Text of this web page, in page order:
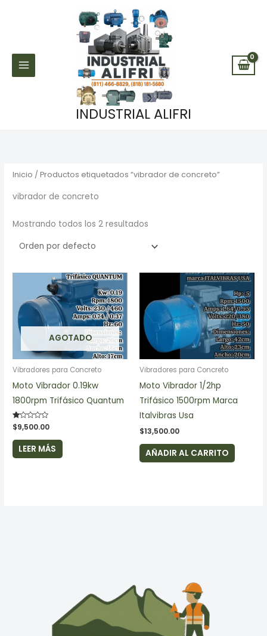
INDUSTRIAL ALIFRI
Inicio / Productos etiquetados “vibrador de concreto”
vibrador de concreto
Mostrando todos los 2 resultados
AGOTADO
Vibradores para Concreto
Moto Vibrador 0.19kw
1800rpm Trifásico Quantum
Valorado
en
1.00
de
$9,500.00
LEER MÁS
Vibradores para Concreto
Moto Vibrador 1/2hp
Trifásico 1500rpm Marca
Italvibras Usa
$13,500.00
AÑADIR AL CARRITO